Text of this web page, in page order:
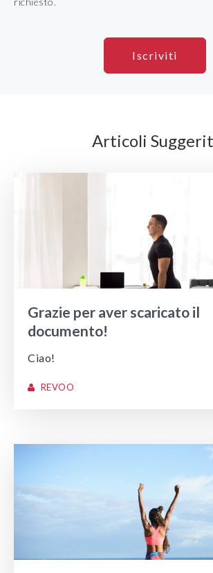
Articoli
Grazie per aver scaricato il
documento!
Ciao!
REVOO